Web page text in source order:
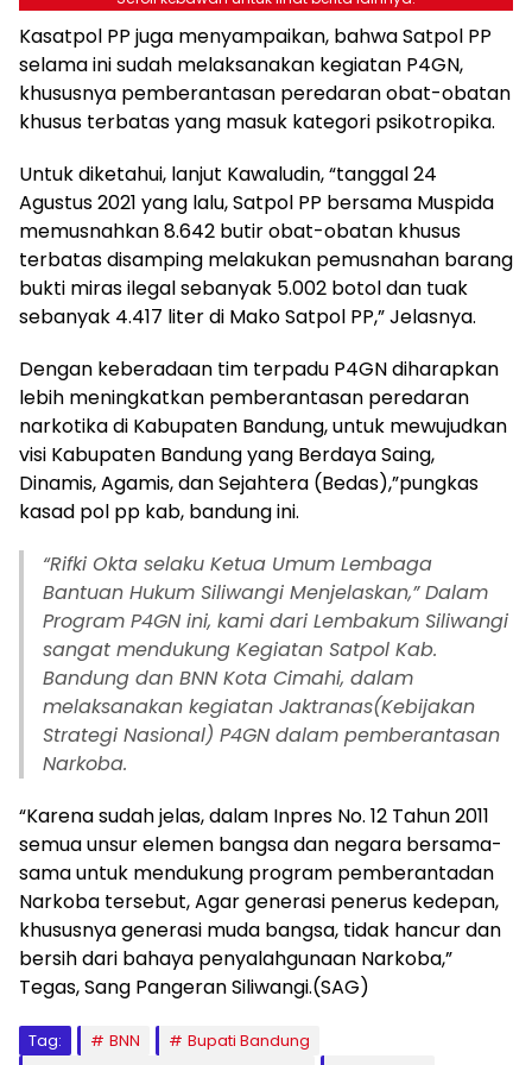
Kasatpol PP juga menyampaikan, bahwa Satpol PP
selama ini sudah melaksanakan kegiatan P4GN,
khususnya pemberantasan peredaran obat-obatan
khusus terbatas yang masuk kategori psikotropika.
Untuk diketahui, lanjut Kawaludin, “tanggal 24
Agustus 2021 yang lalu, Satpol PP bersama Muspida
memusnahkan 8.642 butir obat-obatan khusus
terbatas disamping melakukan pemusnahan barang
bukti miras ilegal sebanyak 5.002 botol dan tuak
sebanyak 4.417 liter di Mako Satpol PP,” Jelasnya.
Dengan keberadaan tim terpadu P4GN diharapkan
lebih meningkatkan pemberantasan peredaran
narkotika di Kabupaten Bandung, untuk mewujudkan
visi Kabupaten Bandung yang Berdaya Saing,
Dinamis, Agamis, dan Sejahtera (Bedas),”pungkas
kasad pol pp kab, bandung ini.
“Rifki Okta selaku Ketua Umum Lembaga
Bantuan Hukum Siliwangi Menjelaskan,” Dalam
Program P4GN ini, kami dari Lembakum Siliwangi
sangat mendukung Kegiatan Satpol Kab.
Bandung dan BNN Kota Cimahi, dalam
melaksanakan kegiatan Jaktranas(Kebijakan
Strategi Nasional) P4GN dalam pemberantasan
Narkoba.
“Karena sudah jelas, dalam Inpres No. 12 Tahun 2011
semua unsur elemen bangsa dan negara bersama-
sama untuk mendukung program pemberantadan
Narkoba tersebut, Agar generasi penerus kedepan,
khususnya generasi muda bangsa, tidak hancur dan
bersih dari bahaya penyalahgunaan Narkoba,”
Tegas, Sang Pangeran Siliwangi.(SAG)
Tag: BNN
Bupati Bandung